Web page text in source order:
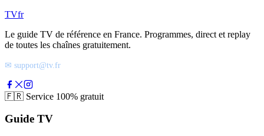
TVfr
Le guide TV de référence en France. Programmes, direct et replay
de toutes les chaînes gratuitement.
✉ support@tv.fr
🇫🇷 Service 100% gratuit
Guide TV